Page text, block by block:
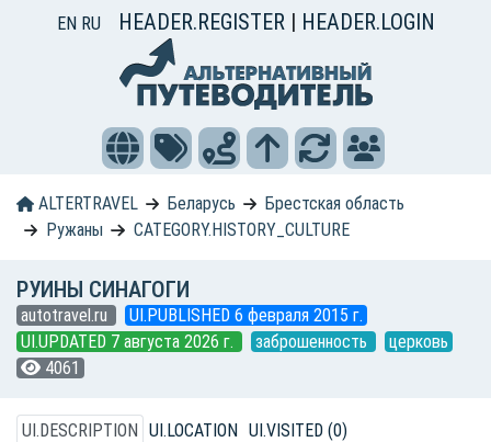
EN RU HEADER.REGISTER | HEADER.LOGIN
ALTERTRAVEL Беларусь
Брестская область
Ружаны
CATEGORY.HISTORY_CULTURE
РУИНЫ СИНАГОГИ
autotravel.ru
UI.PUBLISHED 6 февраля 2015 г.
UI.UPDATED 7 августа 2026 г.
заброшенность
церковь
4061
UI.DESCRIPTION UI.LOCATION UI.VISITED (0)